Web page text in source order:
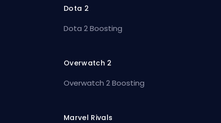
Dota 2
Dota 2 Boosting
Overwatch 2
Overwatch 2 Boosting
Marvel Rivals